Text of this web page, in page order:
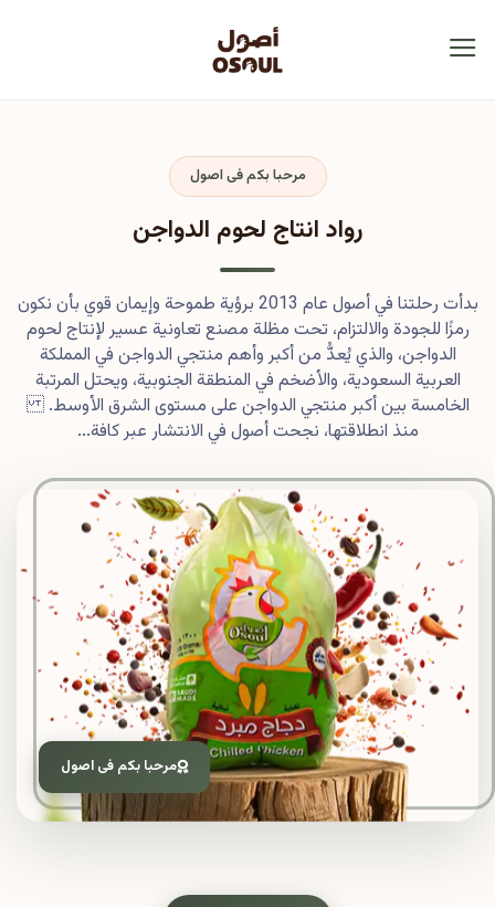
مرحبا بكم فى اصول
مرحبا بكم فى اصول
رواد انتاج لحوم الدواجن
بدأت رحلتنا في أصول عام 2013 برؤية طموحة وإيمان قوي بأن نكون
رمزًا للجودة والالتزام، تحت مظلة مصنع تعاونية عسير لإنتاج لحوم
الدواجن، والذي يُعدُّ من أكبر وأهم منتجي الدواجن في المملكة
العربية السعودية، والأضخم في المنطقة الجنوبية، ويحتل المرتبة
الخامسة بين أكبر منتجي الدواجن على مستوى الشرق الأوسط.
منذ انطلاقتها، نجحت أصول في الانتشار عبر كافة...